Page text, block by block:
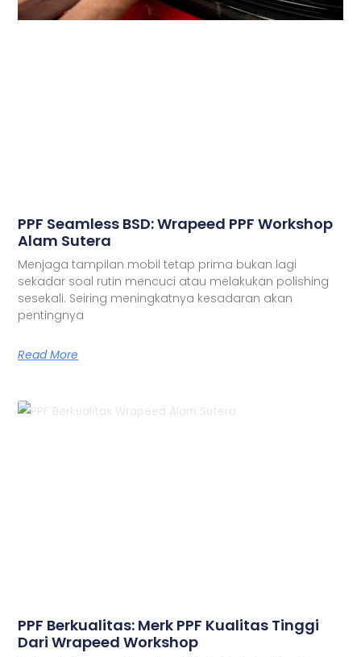
PPF Seamless BSD: Wrapeed PPF Workshop
Alam Sutera
Menjaga tampilan mobil tetap prima bukan lagi
sekadar soal rutin mencuci atau melakukan polishing
sesekali. Seiring meningkatnya kesadaran akan
pentingnya
Read More
PPF Berkualitas: Merk PPF Kualitas Tinggi
Dari Wrapeed Workshop